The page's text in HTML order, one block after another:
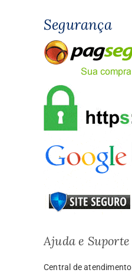
Segurança
Ajuda e Suporte
Central de atendimento